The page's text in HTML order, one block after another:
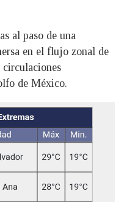
al paso de una
en el flujo zonal de
circulaciones
de México.